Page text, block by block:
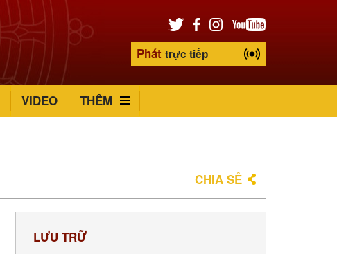
Phát trực tiếp
VIDEO THÊM
CHIA SẺ
LƯU TRỮ